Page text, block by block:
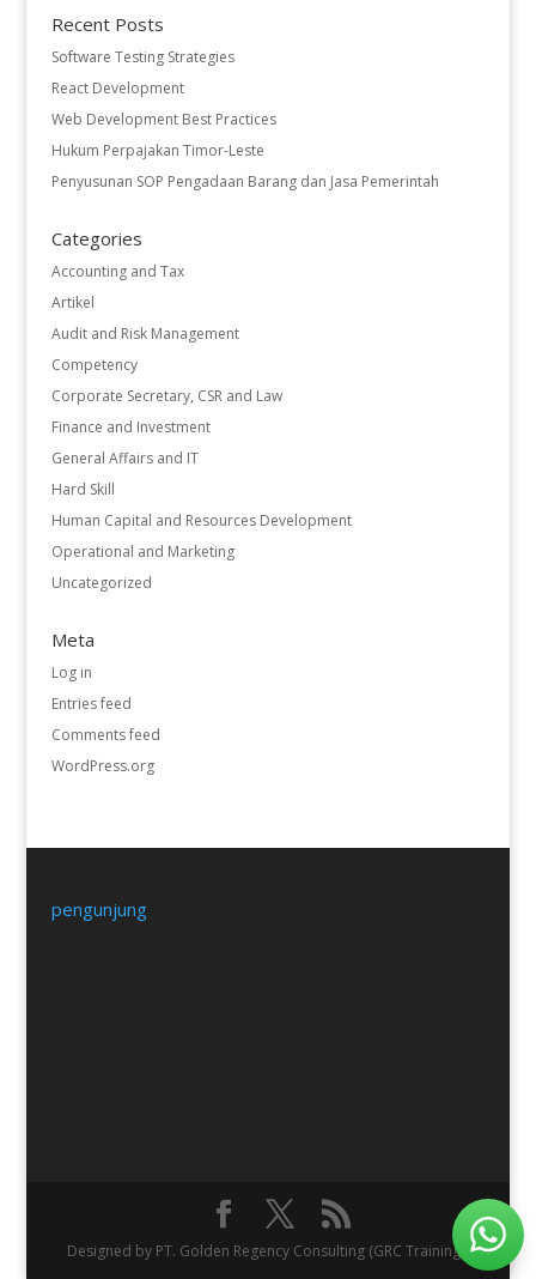
Recent Posts
Software Testing Strategies
React Development
Web Development Best Practices
Hukum Perpajakan Timor-Leste
Penyusunan SOP Pengadaan Barang dan Jasa Pemerintah
Categories
Accounting and Tax
Artikel
Audit and Risk Management
Competency
Corporate Secretary, CSR and Law
Finance and Investment
General Affairs and IT
Hard Skill
Human Capital and Resources Development
Operational and Marketing
Uncategorized
Meta
Log in
Entries feed
Comments feed
WordPress.org
pengunjung
Designed by PT. Golden Regency Consulting (GRC Training).